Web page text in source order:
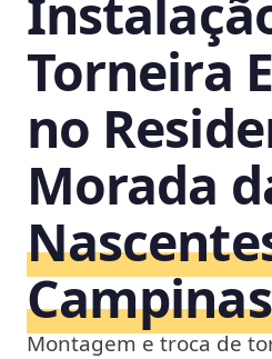
Torneira
no
Morada
Montagem e troca de